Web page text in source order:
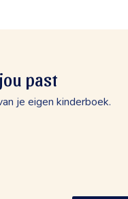
past
je eigen kinderboek.